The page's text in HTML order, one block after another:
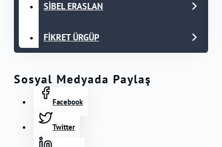
SİBEL ERASLAN
FİKRET ÜRGÜP
Sosyal Medyada Paylaş
Facebook
Twitter